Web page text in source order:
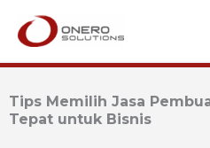
Lewati
Tips Memilih Jasa
Tepat untuk Bisnis